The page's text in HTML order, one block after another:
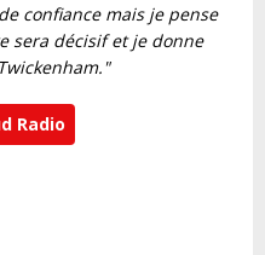
confiance mais je pense
sera décisif et je donne
Radio